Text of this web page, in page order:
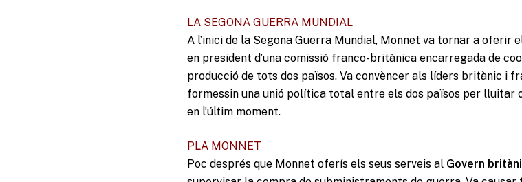
LA SEGONA GUERRA MUNDIAL
A l’inici de la Segona Guerra Mundial, Monnet va tornar a oferir
en president d’una comissió franco-britànica encarregada de
producció de tots dos països. Va convèncer als líders britànic i
formessin una unió política total entre els dos països per lluitar
en l’últim moment.
PLA MONNET
Poc després que Monnet oferís els seus serveis al Govern